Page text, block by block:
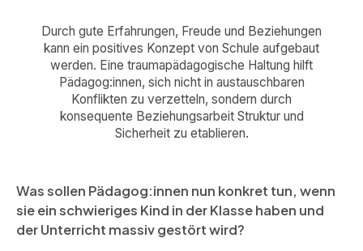
Durch gute Erfahrungen, Freude und Beziehungen
kann ein positives Konzept von Schule aufgebaut
werden. Eine traumapädagogische Haltung hilft
Pädagog:innen, sich nicht in austauschbaren
Konflikten zu verzetteln, sondern durch
konsequente Beziehungsarbeit Struktur und
Sicherheit zu etablieren.
Was sollen Pädagog:innen nun konkret tun, wenn
sie ein schwieriges Kind in der Klasse haben und
der Unterricht massiv gestört wird?